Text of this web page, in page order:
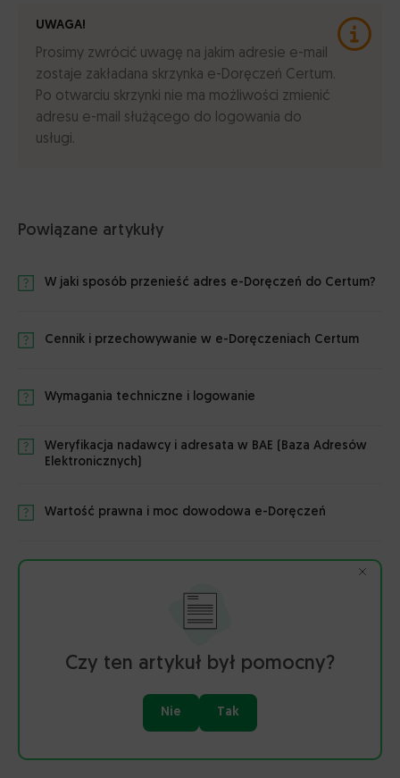
UWAGA!
Prosimy zwrócić uwagę na jakim adresie e-mail
zostaje zakładana skrzynka e-Doręczeń Certum.
Po otwarciu skrzynki nie ma możliwości zmienić
adresu e-mail służącego do logowania do
usługi.
Powiązane artykuły
W jaki sposób przenieść adres e-Doręczeń do Certum?
Cennik i przechowywanie w e-Doręczeniach Certum
Wymagania techniczne i logowanie
Weryfikacja nadawcy i adresata w BAE (Baza Adresów
Elektronicznych)
Wartość prawna i moc dowodowa e-Doręczeń
Czy ten artykuł był pomocny?
Nie Tak